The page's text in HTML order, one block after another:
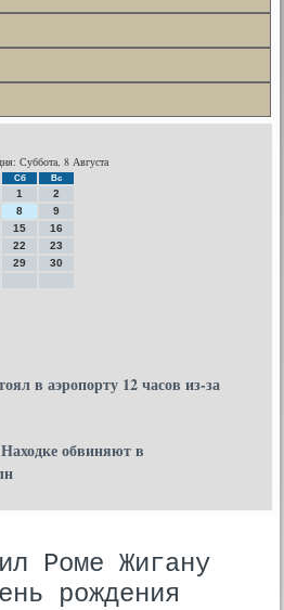
Суббота, 8 Августа
Сб Вс
1
2
8
9
15
16
22
23
29
30
в аэропорту 12 часов из-за
обвиняют в
Роме Жигану
рождения